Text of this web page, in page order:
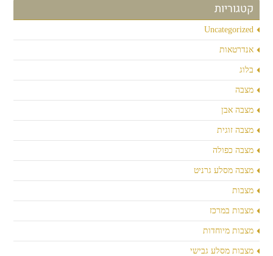
קטגוריות
Uncategorized
אנדרטאות
בלוג
מצבה
מצבה אבן
מצבה זוגית
מצבה כפולה
מצבה מסלע גרניט
מצבות
מצבות במרכז
מצבות מיוחדות
מצבות מסלע גבישי